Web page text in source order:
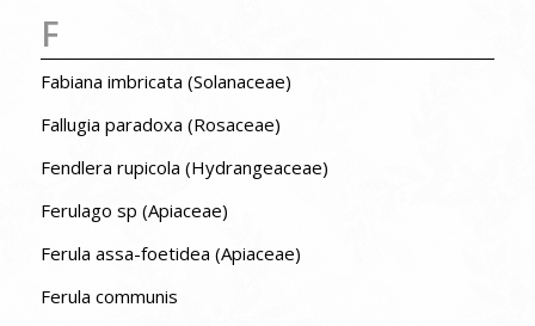
F
Fabiana imbricata (Solanaceae)
Fallugia paradoxa (Rosaceae)
Fendlera rupicola (Hydrangeaceae)
Ferulago sp (Apiaceae)
Ferula assa-foetidea (Apiaceae)
Ferula communis